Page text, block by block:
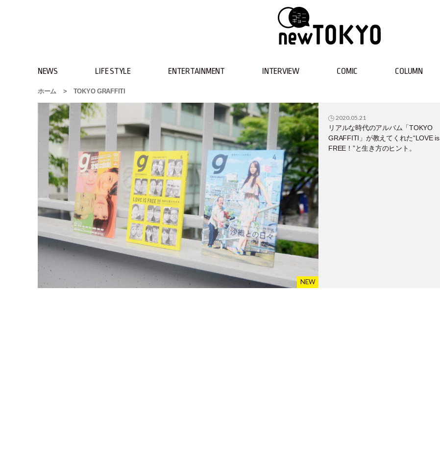
NEWS LIFE STYLE ENTERTAINMENT INTERVIEW COMIC COLUMN
ホーム > TOKYO GRAFFITI
2020.05.21
リアルな時代のアルバム「TOKYO
GRAFFITI」が教えてくれた“LOVE is
FREE！”と生き方のヒント。